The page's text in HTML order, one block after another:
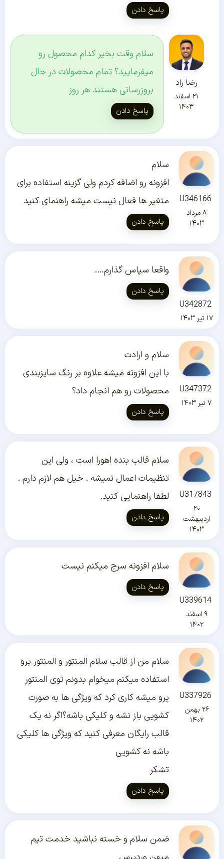
پاسخ دادن
رضا راد
۲۱ اسفند
۱۴۰۳
سلام وقت بخیر کدام محصول رو
میفرمایید؟ تمام محصولات در حال
بروزرسانی هستند هر روز
پاسخ دادن
U346166
۸ مرداد
۱۴۰۳
سلام
افزونه رو اضافه کردم ولی گزینه استفاده برای
متغیر ها فعال نیست میشه راهنمای کنید
پاسخ دادن
U342872
۱۷ تیر ۱۴۰۳
واقعا سپاس گذارم….
پاسخ دادن
U347372
۷ تیر ۱۴۰۳
سلام و ارادت
با این افزونه میشه علاوه بر رنگ سایزبندی
محصولات رو هم انجام داد؟
پاسخ دادن
U317843
۲۰
اردیبهشت
۱۴۰۳
سلام قالب بنده اهورا است ، ولی این
تنظیمات اعمال نمیشه . خیل هم لازم دارم .
لطفا راهنمایی کنید.
پاسخ دادن
U339614
۹ اسفند
۱۴۰۲
سلام افزونه سرج میکنم نیست
پاسخ دادن
U337926
۲۶ بهمن
۱۴۰۲
سلام من از قالب سلام المنتور و المنتور پرو
استفاده میکنم میخوام بدونم توی المنتور
پرو میشه کاری کرد که ویژگی ها به صورت
کشویی باز نشه و کلیکی باشه؟اگر نه یک
قالب رایگان معرفی کنید که ویژگی ها کلیکی
باشه نه کشویی
تشکر
پاسخ دادن
ضمن سلام و خسته نباشید خدمت تیم